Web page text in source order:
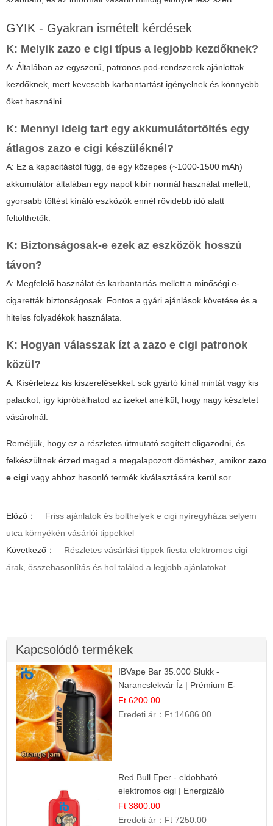
GYIK - Gyakran ismételt kérdések
K: Melyik zazo e cigi típus a legjobb kezdőknek?
A: Általában az egyszerű, patronos pod-rendszerek ajánlottak
kezdőknek, mert kevesebb karbantartást igényelnek és könnyebb
őket használni.
K: Mennyi ideig tart egy akkumulátortöltés egy
átlagos zazo e cigi készüléknél?
A: Ez a kapacitástól függ, de egy közepes (~1000-1500 mAh)
akkumulátor általában egy napot kibír normál használat mellett;
gyorsabb töltést kínáló eszközök ennél rövidebb idő alatt
feltölthetők.
K: Biztonságosak-e ezek az eszközök hosszú
távon?
A: Megfelelő használat és karbantartás mellett a minőségi e-
cigaretták biztonságosak. Fontos a gyári ajánlások követése és a
hiteles folyadékok használata.
K: Hogyan válasszak ízt a zazo e cigi patronok
közül?
A: Kísérletezz kis kiszerelésekkel: sok gyártó kínál mintát vagy kis
palackot, így kipróbálhatod az ízeket anélkül, hogy nagy készletet
vásárolnál.
Reméljük, hogy ez a részletes útmutató segített eligazodni, és
felkészültnek érzed magad a megalapozott döntéshez, amikor zazo
e cigi vagy ahhoz hasonló termék kiválasztására kerül sor.
Előző：
Friss ajánlatok és bolthelyek e cigi nyíregyháza selyem
utca környékén vásárlói tippekkel
Következő：
Részletes vásárlási tippek fiesta elektromos cigi
árak, összehasonlítás és hol találod a legjobb ajánlatokat
Kapcsolódó termékek
IBVape Bar 35.000 Slukk -
Narancslekvár Íz | Prémium E-
cigaretta
Ft 6200.00
Eredeti ár： Ft 14686.00
Red Bull Eper - eldobható
elektromos cigi | Energizáló
Gyümölcs Íz
Ft 3800.00
Eredeti ár： Ft 7250.00